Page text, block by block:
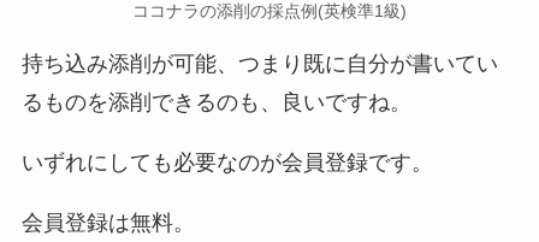
ココナラの添削の採点例(英検準1級)
持ち込み添削が可能、つまり既に自分が書いてい
るものを添削できるのも、良いですね。
いずれにしても必要なのが会員登録です。
会員登録は無料。